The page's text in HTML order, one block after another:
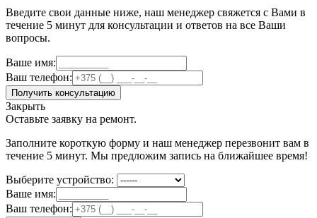
Введите свои данные ниже, наш менеджер свяжется с Вами в
течение 5 минут для консультации и ответов на все Ваши
вопросы.
Ваше имя:
Ваш телефон:
Получить консультацию
Закрыть
Оставьте заявку на ремонт.
Заполните короткую форму и наш менеджер перезвонит вам в
течение 5 минут. Мы предложим запись на ближайшее время!
Выберите устройство:
Ваше имя:
Ваш телефон: